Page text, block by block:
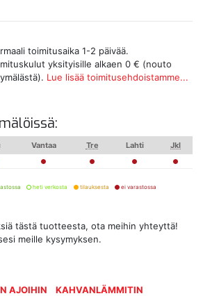
AJOIHIN KAHVANLÄMMITIN
toimitusaika 1-2 päivää.
yksityisille alkaen 0 € (nouto
Lue lisää toimitusehdoistamme...
Vantaa Tre Lahti Jkl
heti verkosta tilauksesta ei varastossa
tästä tuotteesta, ota meihin yhteyttä!
meille kysymyksen.